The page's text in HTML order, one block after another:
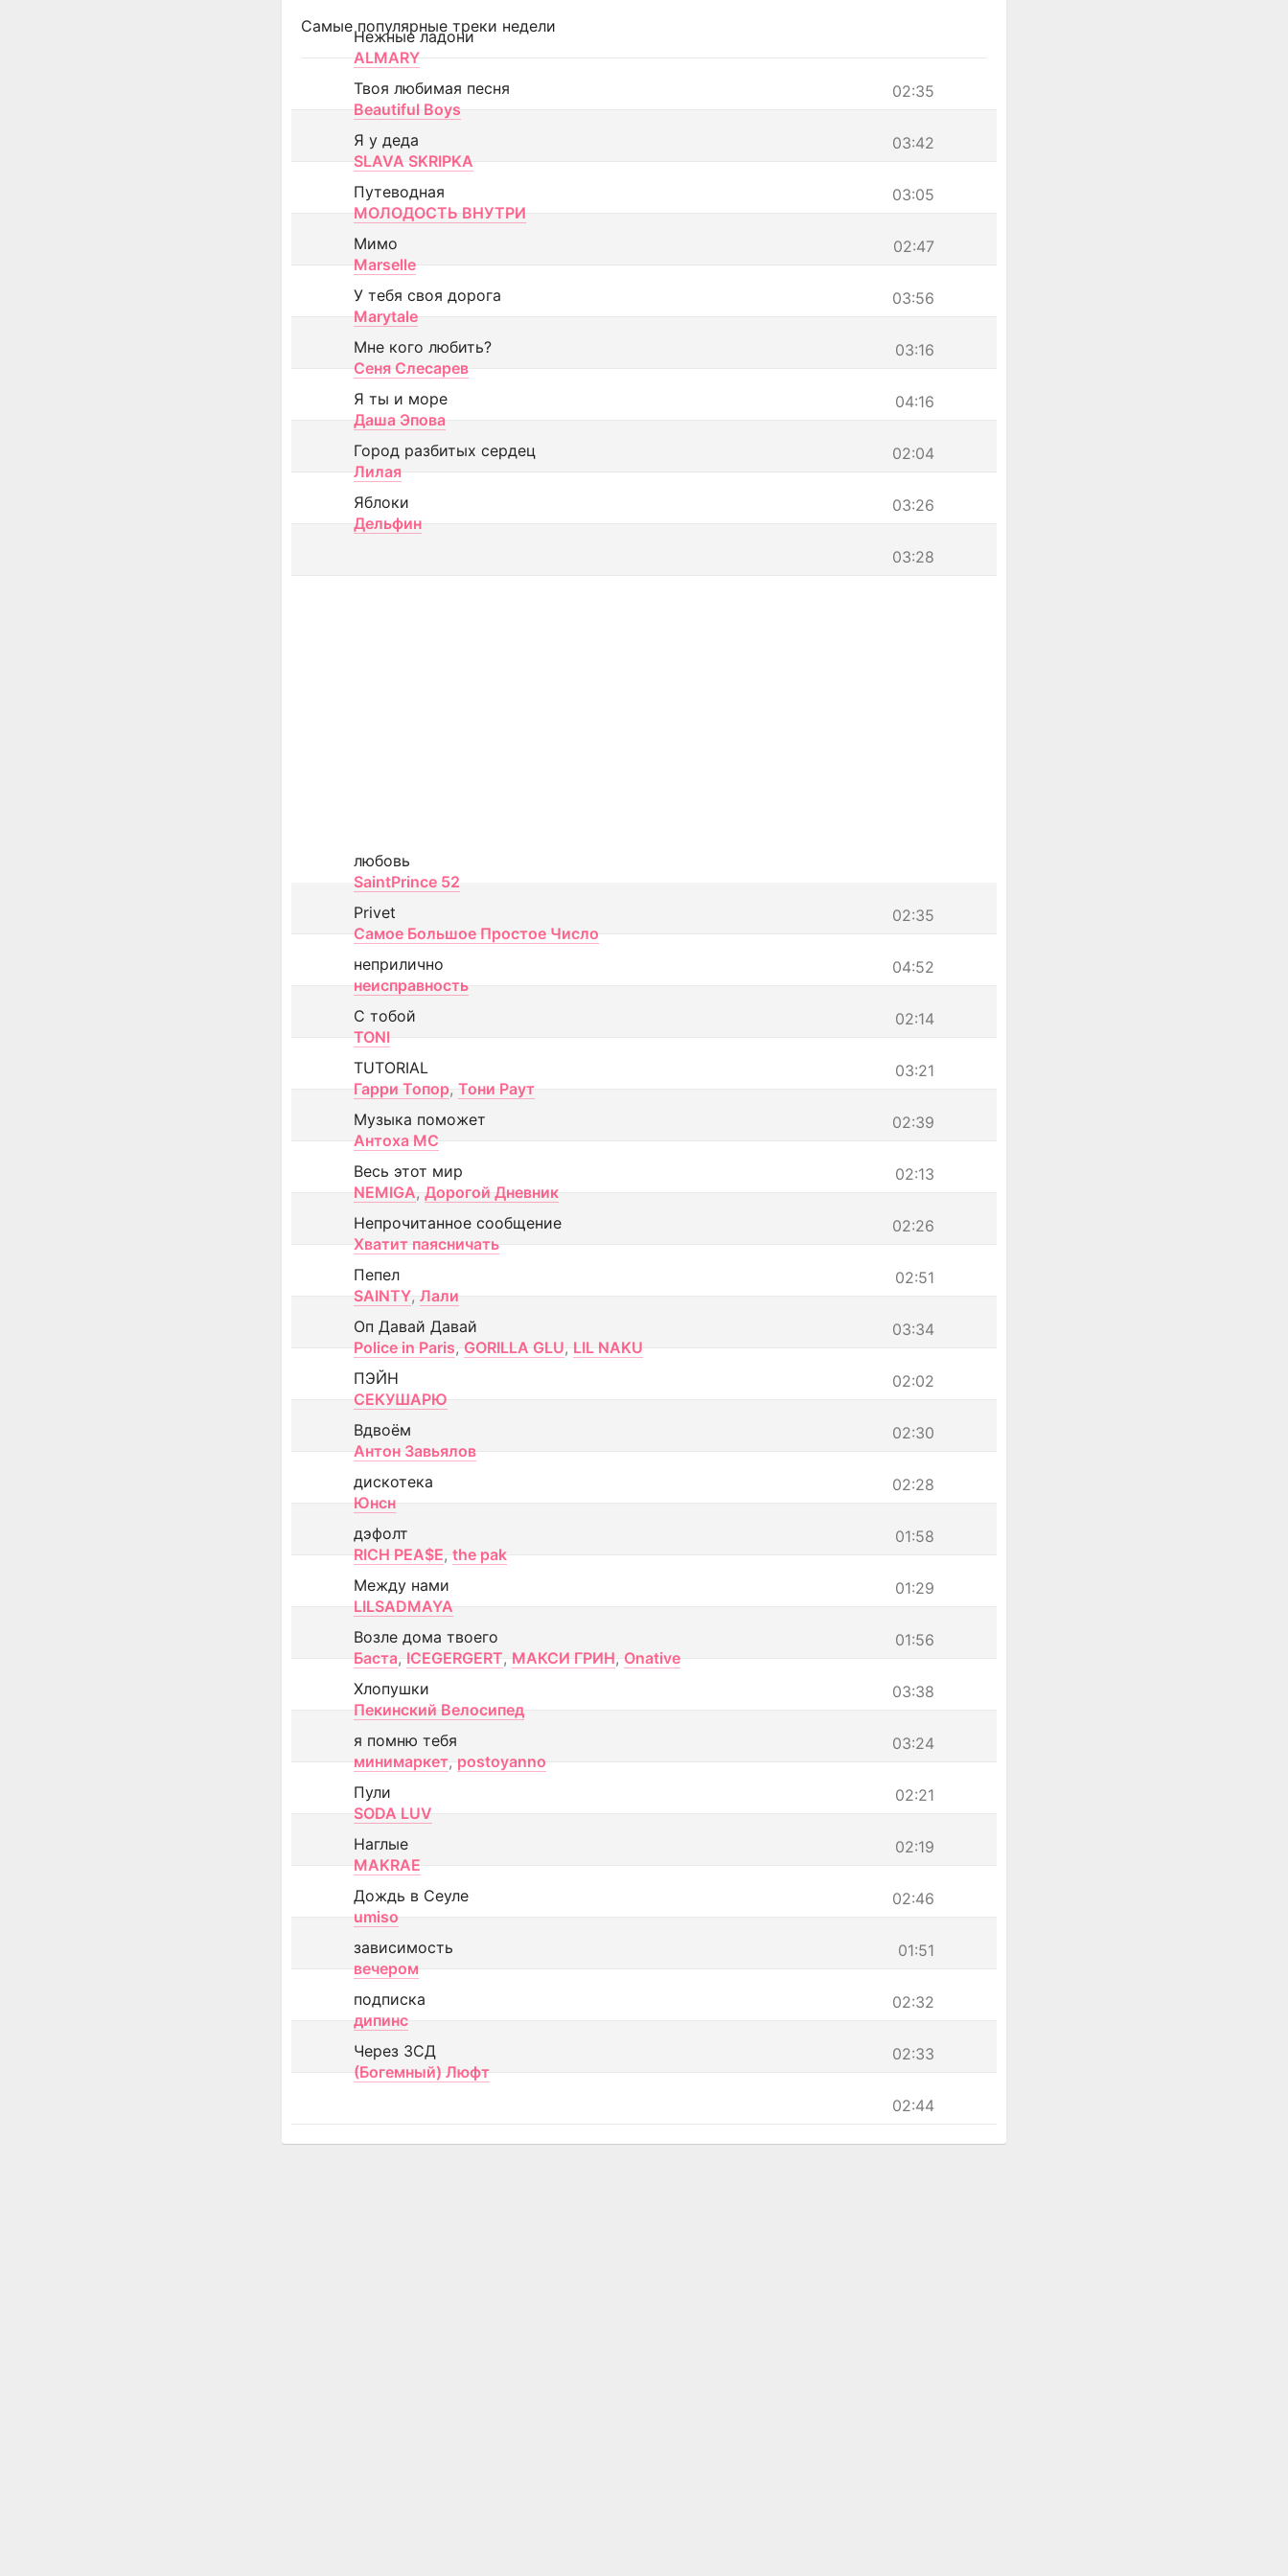
Самые популярные треки недели
Нежные ладони
ALMARY
02:35
Твоя любимая песня
Beautiful Boys
03:42
Я у деда
SLAVA SKRIPKA
03:05
Путеводная
МОЛОДОСТЬ ВНУТРИ
02:47
Мимо
Marselle
03:56
У тебя своя дорога
Marytale
03:16
Мне кого любить?
Сеня Слесарев
04:16
Я ты и море
Даша Эпова
02:04
Город разбитых сердец
Лилая
03:26
Яблоки
Дельфин
03:28
любовь
SaintPrince 52
02:35
Privet
Самое Большое Простое Число
04:52
неприлично
неисправность
02:14
С тобой
TONI
03:21
TUTORIAL
Гарри Топор, Тони Раут
02:39
Музыка поможет
Антоха МС
02:13
Весь этот мир
NEMIGA, Дорогой Дневник
02:26
Непрочитанное сообщение
Хватит паясничать
02:51
Пепел
SAINTY, Лали
03:34
Оп Давай Давай
Police in Paris, GORILLA GLU, LIL NAKU
02:02
ПЭЙН
СЕКУШАРЮ
02:30
Вдвоём
Антон Завьялов
02:28
дискотека
Юнсн
01:58
дэфолт
RICH PEA$E, the pak
01:29
Между нами
LILSADMAYA
01:56
Возле дома твоего
Баста, ICEGERGERT, МАКСИ ГРИН, Onative
03:38
Хлопушки
Пекинский Велосипед
03:24
я помню тебя
минимаркет, postoyanno
02:21
Пули
SODA LUV
02:19
Наглые
MAKRAE
02:46
Дождь в Сеуле
umiso
01:51
зависимость
вечером
02:32
подписка
дипинс
02:33
Через ЗСД
(Богемный) Люфт
02:44